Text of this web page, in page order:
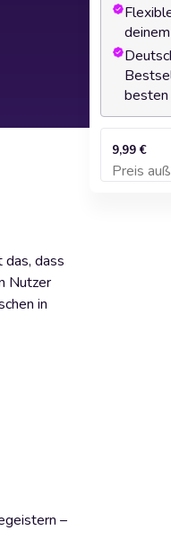
dass
Nutzer
in
–
besten
9,99 €
PreisZum